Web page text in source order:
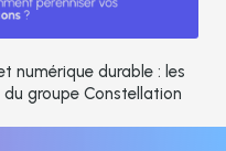
numérique durable : les
groupe Constellation